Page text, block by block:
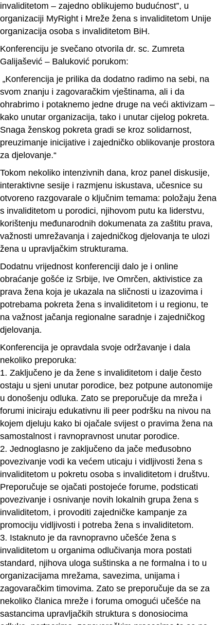
invaliditetom – zajedno oblikujemo budućnost”, u
organizaciji MyRight i Mreže žena s invaliditetom Unije
organizacija osoba s invaliditetom BiH.
Konferenciju je svečano otvorila dr. sc. Zumreta
Galijašević – Baluković porukom:
„Konferencija je prilika da dodatno radimo na sebi, na
svom znanju i zagovaračkim vještinama, ali i da
ohrabrimo i potaknemo jedne druge na veći aktivizam –
kako unutar organizacija, tako i unutar cijelog pokreta.
Snaga ženskog pokreta gradi se kroz solidarnost,
preuzimanje inicijative i zajedničko oblikovanje prostora
za djelovanje.“
Tokom nekoliko intenzivnih dana, kroz panel diskusije,
interaktivne sesije i razmjenu iskustava, učesnice su
otvoreno razgovarale o ključnim temama: položaju žena
s invaliditetom u porodici, njihovom putu ka liderstvu,
korištenju međunarodnih dokumenata za zaštitu prava,
važnosti umrežavanja i zajedničkog djelovanja te ulozi
žena u upravljačkim strukturama.
Dodatnu vrijednost konferenciji dalo je i online
obraćanje gošće iz Srbije, Ive Omrčen, aktivistice za
prava žena koja je ukazala na sličnosti u izazovima i
potrebama pokreta žena s invaliditetom i u regionu, te
na važnost jačanja regionalne saradnje i zajedničkog
djelovanja.
Konferencija je opravdala svoje održavanje i dala
nekoliko preporuka:
1. Zaključeno je da žene s invaliditetom i dalje često
ostaju u sjeni unutar porodice, bez potpune autonomije
u donošenju odluka. Zato se preporučuje da mreža i
forumi iniciraju edukativnu ili peer podršku na nivou na
kojem djeluju kako bi ojačale svijest o pravima žena na
samostalnost i ravnopravnost unutar porodice.
2. Jednoglasno je zaključeno da jače međusobno
povezivanje vodi ka većem uticaju i vidljivosti žena s
invaliditetom u pokretu osoba s invaliditetom i društvu.
Preporučuje se ojačati postojeće forume, podsticati
povezivanje i osnivanje novih lokalnih grupa žena s
invaliditetom, i provoditi zajedničke kampanje za
promociju vidljivosti i potreba žena s invaliditetom.
3. Istaknuto je da ravnopravno učešće žena s
invaliditetom u organima odlučivanja mora postati
standard, njihova uloga suštinska a ne formalna i to u
organizacijama mrežama, savezima, unijama i
zagovaračkim timovima. Zato se preporučuje da se za
nekoliko članica mreže i foruma omogući učešće na
sastancima upravljačkih struktura s donosiocima